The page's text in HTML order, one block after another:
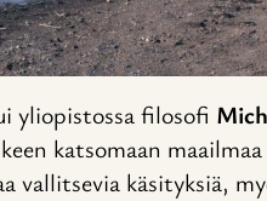
yliopistossa filosofi
katsomaan
vallitsevia käsityksiä,